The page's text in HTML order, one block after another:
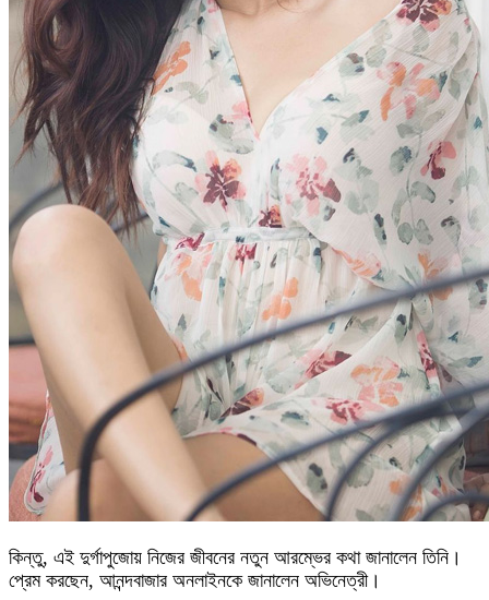
কিন্তু, এই দুর্গাপুজোয় নিজের জীবনের নতুন আরম্ভের কথা জানালেন তিনি।
প্রেম করছেন, আনন্দবাজার অনলাইনকে জানালেন অভিনেত্রী।